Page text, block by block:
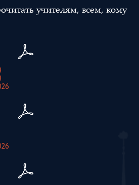
учителям, всем, кому